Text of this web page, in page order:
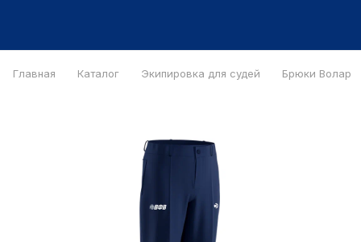
Главная Каталог Экипировка для судей Брюки Волар